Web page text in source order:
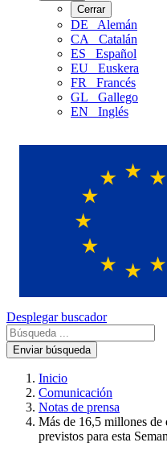
Cerrar
DE
Alemán
CA
Catalán
ES
Español
EU
Euskera
FR
Francés
GL
Gallego
EN
Inglés
Desplegar buscador
Enviar búsqueda
Inicio
Comunicación
Notas de prensa
Más de 16,5 millones de
previstos para esta